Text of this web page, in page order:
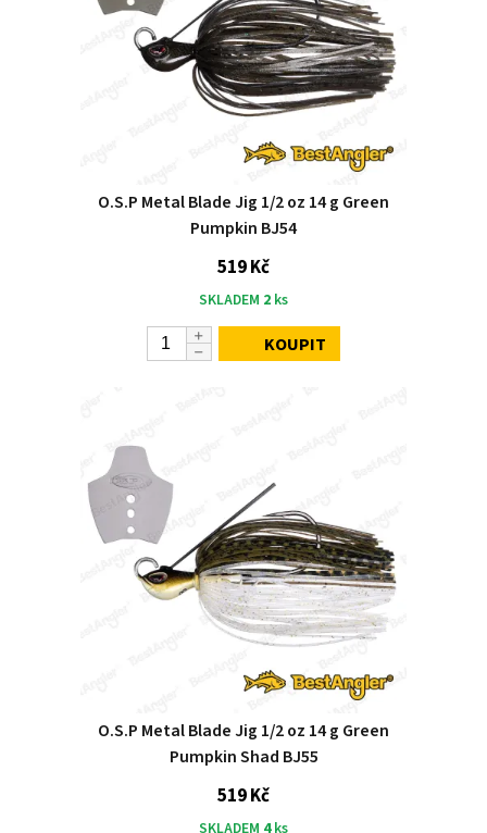
O.S.P Metal Blade Jig 1/2 oz 14 g Green
Pumpkin BJ54
519 Kč
SKLADEM 2 ks
KOUPIT
O.S.P Metal Blade Jig 1/2 oz 14 g Green
Pumpkin Shad BJ55
519 Kč
SKLADEM 4ks